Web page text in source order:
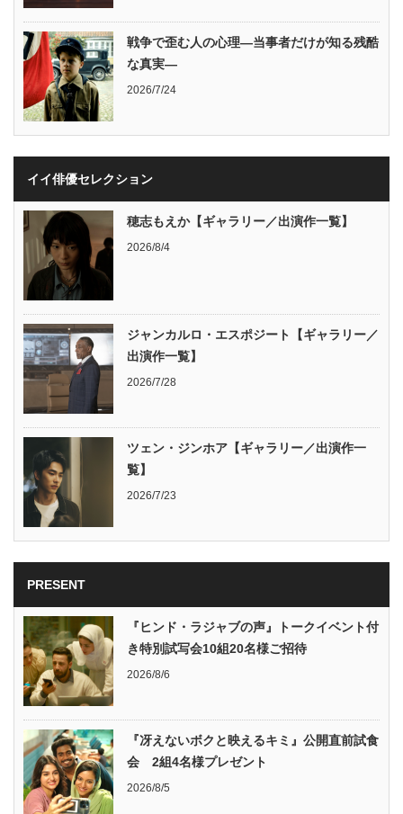
戦争で歪む人の心理―当事者だけが知る残酷
な真実―
2026/7/24
イイ俳優セレクション
穂志もえか【ギャラリー／出演作一覧】
2026/8/4
ジャンカルロ・エスポジート【ギャラリー／
出演作一覧】
2026/7/28
ツェン・ジンホア【ギャラリー／出演作一
覧】
2026/7/23
PRESENT
『ヒンド・ラジャブの声』トークイベント付
き特別試写会10組20名様ご招待
2026/8/6
『冴えないボクと映えるキミ』公開直前試食
会 2組4名様プレゼント
2026/8/5